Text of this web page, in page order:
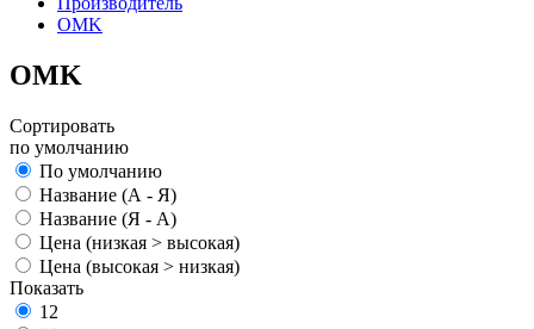
OMK
OMK
Сортировать
по умолчанию
По умолчанию
Название (А - Я)
Название (Я - А)
Цена (низкая > высокая)
Цена (высокая > низкая)
Показать
12